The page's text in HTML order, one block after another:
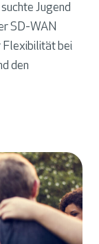
Jugend
SD-WAN
Flexibilität bei
den